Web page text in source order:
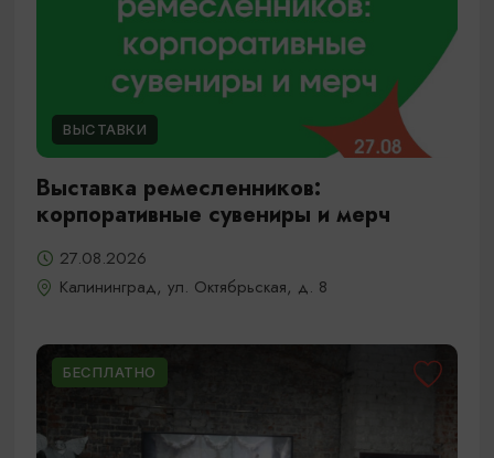
ВЫСТАВКИ
Выставка ремесленников:
корпоративные сувениры и мерч
27.08.2026
Калининград, ул. Октябрьская, д. 8
БЕСПЛАТНО